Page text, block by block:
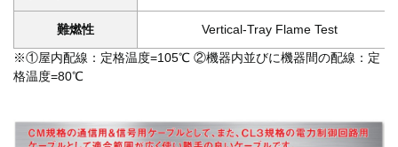
難燃性
Vertical-Tray Flame Test
※①屋内配線：定格温度=105℃ ②機器内並びに機器間の配線：定
格温度=80℃